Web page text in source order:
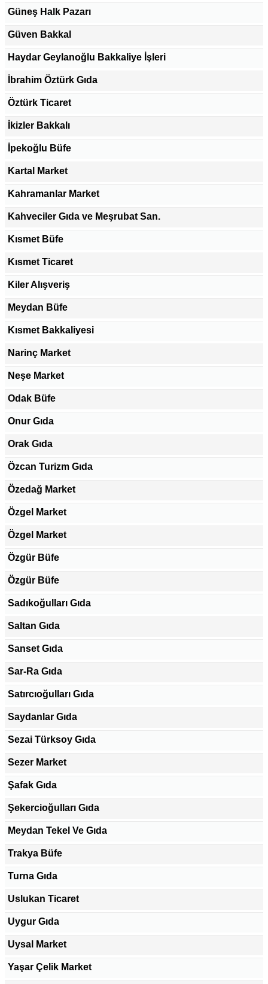
Güneş Halk Pazarı
Güven Bakkal
Haydar Geylanoğlu Bakkaliye İşleri
İbrahim Öztürk Gıda
Öztürk Ticaret
İkizler Bakkalı
İpekoğlu Büfe
Kartal Market
Kahramanlar Market
Kahveciler Gıda ve Meşrubat San.
Kısmet Büfe
Kısmet Ticaret
Kiler Alışveriş
Meydan Büfe
Kısmet Bakkaliyesi
Narinç Market
Neşe Market
Odak Büfe
Onur Gıda
Orak Gıda
Özcan Turizm Gıda
Özedağ Market
Özgel Market
Özgel Market
Özgür Büfe
Özgür Büfe
Sadıkoğulları Gıda
Saltan Gıda
Sanset Gıda
Sar-Ra Gıda
Satırcıoğulları Gıda
Saydanlar Gıda
Sezai Türksoy Gıda
Sezer Market
Şafak Gıda
Şekercioğulları Gıda
Meydan Tekel Ve Gıda
Trakya Büfe
Turna Gıda
Uslukan Ticaret
Uygur Gıda
Uysal Market
Yaşar Çelik Market